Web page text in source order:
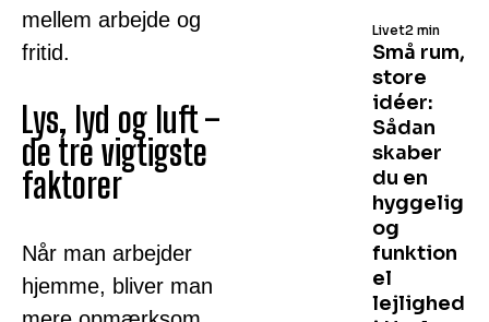
mellem arbejde og
fritid.
Lys, lyd og luft –
de tre vigtigste
faktorer
Når man arbejder
hjemme, bliver man
Små rum,
store
idéer:
Sådan
skaber
du en
hyggelig
og
funktion
el
lejlighed
Livet2 min